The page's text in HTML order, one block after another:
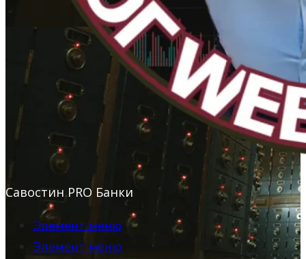
Савостин PRO Банки
Элемент меню
Элемент меню